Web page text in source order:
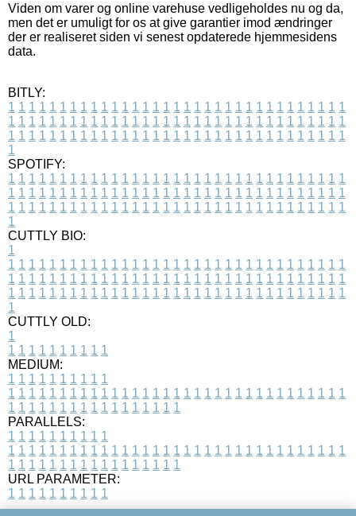
Viden om varer og online varehuse vedligeholdes nu og da,
men det er umuligt for os at give garantier imod ændringer
der er realiseret siden vi senest opdaterede hjemmesidens
data.
BITLY:
1 1 1 1 1 1 1 1 1 1 1 1 1 1 1 1 1 1 1 1 1 1 1 1 1 1 1 1 1 1 1 1 1
1 1 1 1 1 1 1 1 1 1 1 1 1 1 1 1 1 1 1 1 1 1 1 1 1 1 1 1 1 1 1 1 1
1 1 1 1 1 1 1 1 1 1 1 1 1 1 1 1 1 1 1 1 1 1 1 1 1 1 1 1 1 1 1 1 1
1
SPOTIFY:
1 1 1 1 1 1 1 1 1 1 1 1 1 1 1 1 1 1 1 1 1 1 1 1 1 1 1 1 1 1 1 1 1
1 1 1 1 1 1 1 1 1 1 1 1 1 1 1 1 1 1 1 1 1 1 1 1 1 1 1 1 1 1 1 1 1
1 1 1 1 1 1 1 1 1 1 1 1 1 1 1 1 1 1 1 1 1 1 1 1 1 1 1 1 1 1 1 1 1
1
CUTTLY BIO:
1
1 1 1 1 1 1 1 1 1 1 1 1 1 1 1 1 1 1 1 1 1 1 1 1 1 1 1 1 1 1 1 1 1
1 1 1 1 1 1 1 1 1 1 1 1 1 1 1 1 1 1 1 1 1 1 1 1 1 1 1 1 1 1 1 1 1
1 1 1 1 1 1 1 1 1 1 1 1 1 1 1 1 1 1 1 1 1 1 1 1 1 1 1 1 1 1 1 1 1
1
CUTTLY OLD:
1
1 1 1 1 1 1 1 1 1 1
MEDIUM:
1 1 1 1 1 1 1 1 1 1
1 1 1 1 1 1 1 1 1 1 1 1 1 1 1 1 1 1 1 1 1 1 1 1 1 1 1 1 1 1 1 1 1
1 1 1 1 1 1 1 1 1 1 1 1 1 1 1 1 1
PARALLELS:
1 1 1 1 1 1 1 1 1 1
1 1 1 1 1 1 1 1 1 1 1 1 1 1 1 1 1 1 1 1 1 1 1 1 1 1 1 1 1 1 1 1 1
1 1 1 1 1 1 1 1 1 1 1 1 1 1 1 1 1
URL PARAMETER:
1 1 1 1 1 1 1 1 1 1